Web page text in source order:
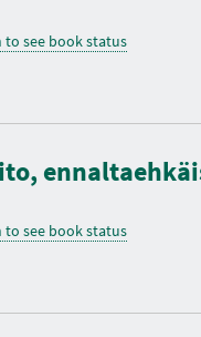
to see book status
to see book status